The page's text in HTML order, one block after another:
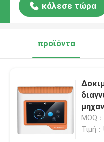
κάλεσε τώρα
προϊόντα
MOQ
Τιμή